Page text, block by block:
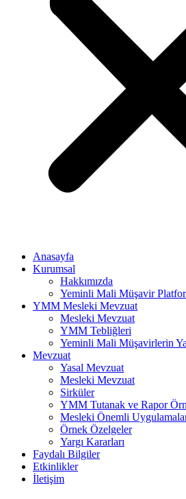
Anasayfa
Kurumsal
Hakkımızda
Yeminli Mali Müşavir
YMM Mesleki Mevzuat
Mesleki Mevzuat
YMM Tebliğleri
Yeminli Mali Müşavirlerin
Mevzuat
Yasal Mevzuat
Mesleki Mevzuat
Sirküler
YMM Tutanak ve Rapor
Mesleki Önemli
Örnek Özelgeler
Yargı Kararları
Faydalı Bilgiler
Etkinlikler
İletişim